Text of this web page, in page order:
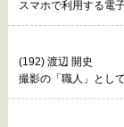
スマホで利用する電
(192) 渡辺 開史
撮影の「職人」とし